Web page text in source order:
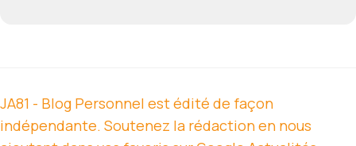
JA81 - Blog Personnel est édité de façon
indépendante. Soutenez la rédaction en nous